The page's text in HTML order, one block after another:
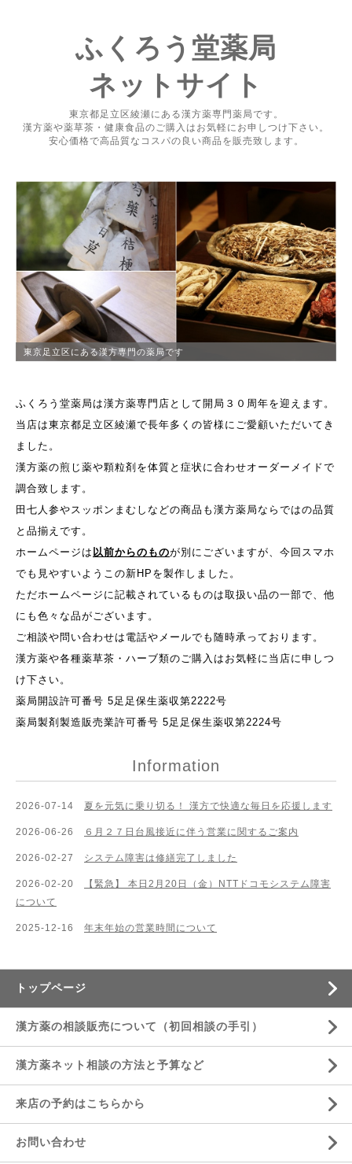
ふくろう堂薬局
ネットサイト
東京都足立区綾瀬にある漢方薬専門薬局です。
漢方薬や薬草茶・健康食品のご購入はお気軽にお申しつけ下さい。
安心価格で高品質なコスパの良い商品を販売致します。
東京足立区にある漢方専門の薬局です
ふくろう堂薬局は漢方薬専門店として開局３０周年を迎えます。
当店は東京都足立区綾瀬で長年多くの皆様にご愛顧いただいてき
ました。
漢方薬の煎じ薬や顆粒剤を体質と症状に合わせオーダーメイドで
調合致します。
田七人参やスッポンまむしなどの商品も漢方薬局ならではの品質
と品揃えです。
ホームページは 以前からのものが別にございますが、今回スマホ
でも見やすいようこの新HPを製作しました。
ただホームページに記載されているものは取扱い品の一部で、他
にも色々な品がございます。
ご相談や問い合わせは電話やメールでも随時承っております。
漢方薬や各種薬草茶・ハーブ類のご購入はお気軽に当店に申しつ
け下さい。
薬局開設許可番号 5足足保生薬収第2222号
薬局製剤製造販売業許可番号 5足足保生薬収第2224号
Information
2026-07-14 夏を元気に乗り切る！ 漢方で快適な毎日を応援します
2026-06-26 ６月２７日台風接近に伴う営業に関するご案内
2026-02-27 システム障害は修繕完了しました
2026-02-20
【緊急】 本日2月20日（金）NTTドコモシステム障害
について
2025-12-16 年末年始の営業時間について
トップページ
漢方薬の相談販売について（初回相談の手引）
漢方薬ネット相談の方法と予算など
来店の予約はこちらから
お問い合わせ